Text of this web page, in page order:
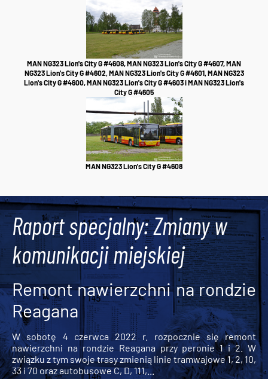
MAN NG323 Lion's City G #4608, MAN NG323 Lion's City G #4607, MAN
NG323 Lion's City G #4602, MAN NG323 Lion's City G #4601, MAN NG323
Lion's City G #4600, MAN NG323 Lion's City G #4603 i MAN NG323 Lion's
City G #4605
MAN NG323 Lion's City G #4608
Raport specjalny: Zmiany w
komunikacji miejskiej
Remont nawierzchni na rondzie
Reagana
W sobotę 4 czerwca 2022 r. rozpocznie się remont
nawierzchni na rondzie Reagana przy peronie 1 i 2. W
związku z tym swoje trasy zmienią linie tramwajowe 1, 2, 10,
33 i 70 oraz autobusowe C, D, 111,...